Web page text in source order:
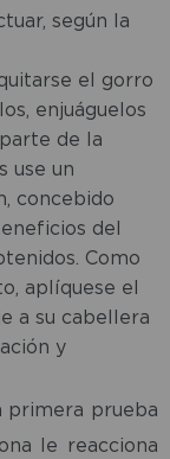
según la
el gorro
enjuáguelos
de la
use un
concebido
del
Como
aplíquese el
a su cabellera
y
primera prueba
le reacciona